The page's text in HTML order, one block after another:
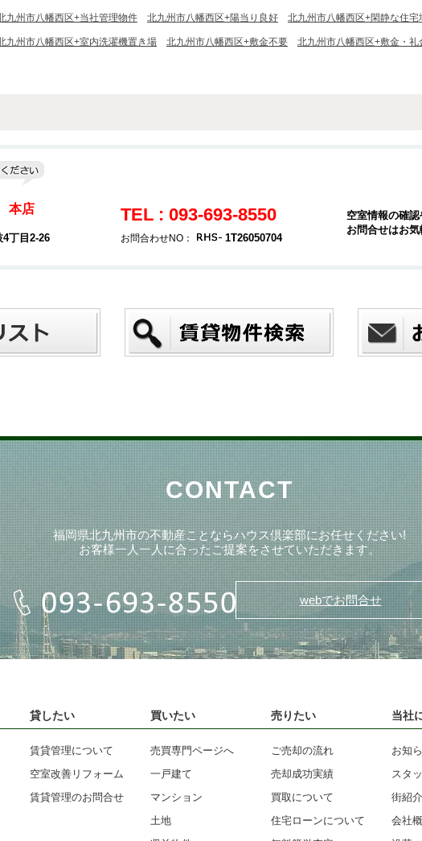
九州市八幡西区+当社管理物件 北九州市八幡西区+陽当り良好 北九州市八幡西区+閑静な住宅
九州市八幡西区+室内洗濯機置き場 北九州市八幡西区+敷金不要 北九州市八幡西区+敷金・礼
本店
丁目2-26
TEL : 093-693-8550
お問合わせNO： 1T26050704
空室情報の確
お問合せはお気
CONTACT
福岡県北九州市の不動産ことならハウス倶楽部にお任せください!
お客様一人一人に合ったご提案をさせていただきます。
webでお問合せ
貸したい
賃貸管理について
空室改善リフォーム
賃貸管理のお問合せ
買いたい
売買専門ページへ
一戸建て
マンション
土地
売りたい
ご売却の流れ
売却成功実績
買取について
住宅ローンについて
当社
お知
スタ
街紹介
会社